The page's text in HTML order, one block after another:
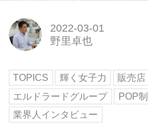
2022-03-01
野里卓也
TOPICS 輝く女子力 販売店
エルドラードグループ
POP
業界人インタビュー